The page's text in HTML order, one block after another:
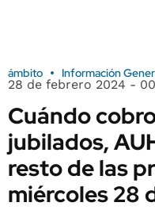
ámbito Información
28 de febrero 2024 -
Cuándo
jubilados,
resto de las
miércoles 28